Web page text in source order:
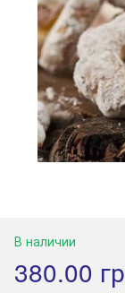
В наличии
380.00